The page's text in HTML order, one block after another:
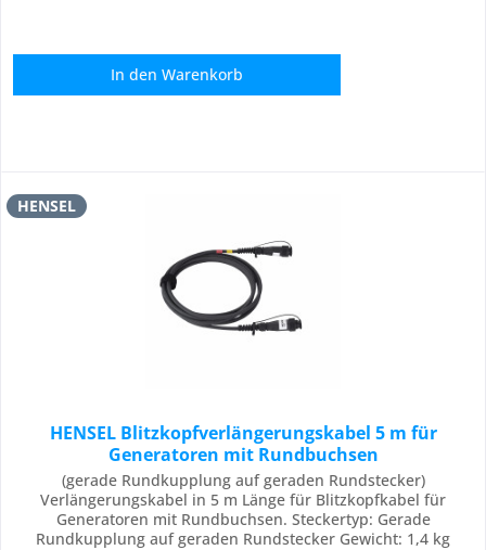
In den Warenkorb
HENSEL
HENSEL Blitzkopfverlängerungskabel 5 m für
Generatoren mit Rundbuchsen
(gerade Rundkupplung auf geraden Rundstecker)
Verlängerungskabel in 5 m Länge für Blitzkopfkabel für
Generatoren mit Rundbuchsen. Steckertyp: Gerade
Rundkupplung auf geraden Rundstecker Gewicht: 1,4 kg